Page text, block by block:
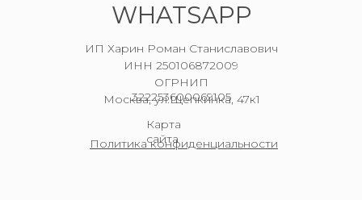
Политика конфиденциальности
Москва, ул.Щепкинка, 47к1
Карта
сайта
ИП Харин Роман Станиславович
ОГРНИП
322253600069105
WHATSAPP
ИНН 250106872009